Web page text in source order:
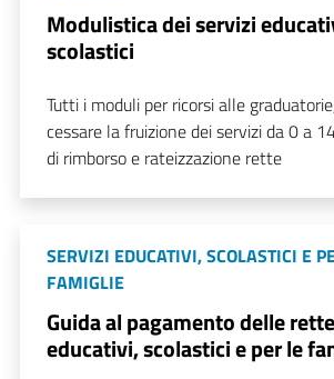
Modulistica dei servizi
scolastici
Tutti i moduli per ricorsi alle
cessare la fruizione dei servizi da 0 a
di rimborso e rateizzazione rette
SERVIZI EDUCATIVI, SCOLASTICI E
FAMIGLIE
Guida al pagamento delle
educativi, scolastici e per le